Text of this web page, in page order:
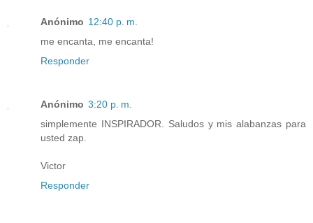
Anónimo 12:40 p. m.
me encanta, me encanta!
Responder
Anónimo 3:20 p. m.
simplemente INSPIRADOR. Saludos y mis alabanzas para
usted zap.
Victor
Responder